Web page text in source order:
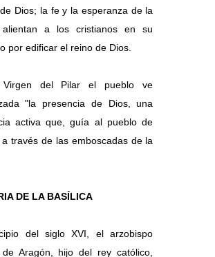
Dios; la fe y la esperanza de la
alientan a los cristianos en su
por edificar el reino de Dios.
del Pilar el pueblo ve
"la presencia de Dios, una
activa que, guía al pueblo de
a través de las emboscadas de la
DE LA BASÍLICA
del siglo XVI, el arzobispo
de Aragón, hijo del rey católico,